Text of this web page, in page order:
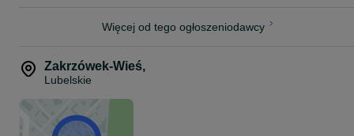
Więcej od tego ogłoszeniodawcy
Zakrzówek-Wieś,
Lubelskie